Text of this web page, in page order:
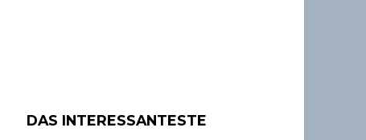
DAS INTERESSANTESTE